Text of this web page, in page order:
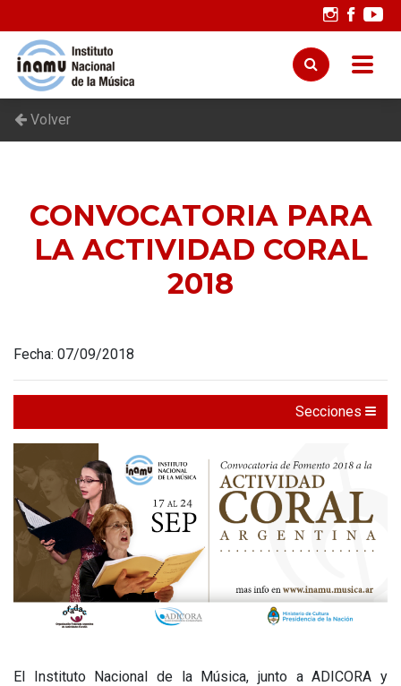
Volver
CONVOCATORIA PARA
LA ACTIVIDAD CORAL
2018
Fecha: 07/09/2018
Secciones
El Instituto Nacional de la Música, junto a ADICORA y